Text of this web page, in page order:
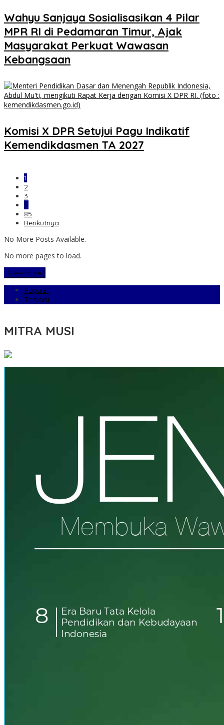
Wahyu Sanjaya Sosialisasikan 4 Pilar
MPR RI di Pedamaran Timur, Ajak
Masyarakat Perkuat Wawasan
Kebangsaan
Komisi X DPR Setujui Pagu Indikatif
Kemendikdasmen TA 2027
1
2
3
…
85
Berikutnya
No More Posts Available.
No more pages to load.
View More
Populer
Terbaru
MITRA MUSI